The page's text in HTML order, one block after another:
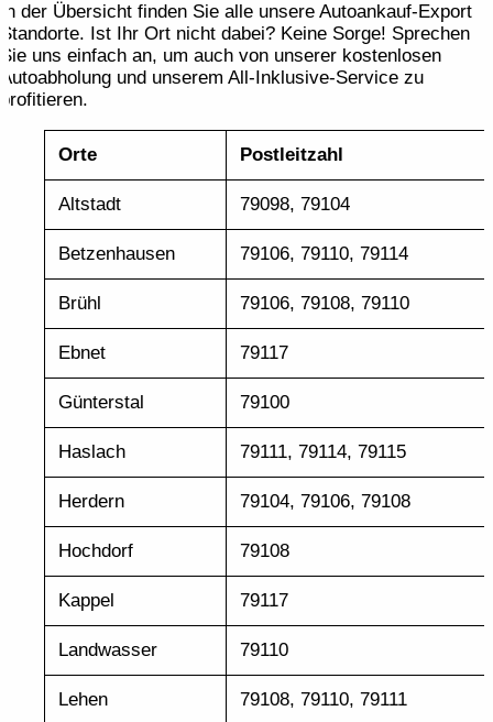
In der Übersicht finden Sie alle unsere Autoankauf-Export
Standorte. Ist Ihr Ort nicht dabei? Keine Sorge! Sprechen
Sie uns einfach an, um auch von unserer kostenlosen
Autoabholung und unserem All-Inklusive-Service zu
profitieren.
Orte Postleitzahl
Altstadt 79098, 79104
Betzenhausen 79106, 79110, 79114
Brühl 79106, 79108, 79110
Ebnet 79117
Günterstal 79100
Haslach 79111, 79114, 79115
Herdern 79104, 79106, 79108
Hochdorf 79108
Kappel 79117
Landwasser 79110
Lehen 79108, 79110, 79111